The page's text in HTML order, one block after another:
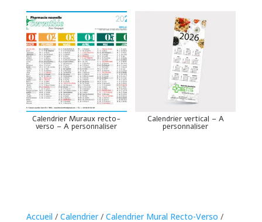
Calendrier Muraux recto-
verso – A personnaliser
Calendrier vertical – A
personnaliser
Accueil / Calendrier/ Calendrier Mural Recto-Verso /